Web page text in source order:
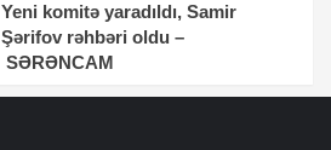
Yeni komitə yaradıldı, Samir
Şərifov rəhbəri oldu –
SƏRƏNCAM